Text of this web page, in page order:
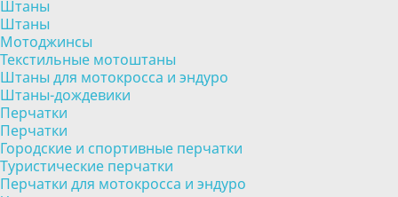
Штаны
Штаны
Мотоджинсы
Текстильные мотоштаны
Штаны для мотокросса и эндуро
Штаны-дождевики
Перчатки
Перчатки
Городские и спортивные перчатки
Туристические перчатки
Перчатки для мотокросса и эндуро